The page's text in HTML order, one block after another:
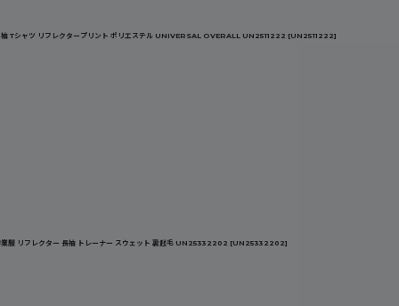
袖 Tシャツ リフレクタープリント ポリエステル UNIVERSAL OVERALL UN2511222 [UN2511222]
服 リフレクター 長袖 トレーナー スウェット 裏起毛 UN25332202 [UN25332202]